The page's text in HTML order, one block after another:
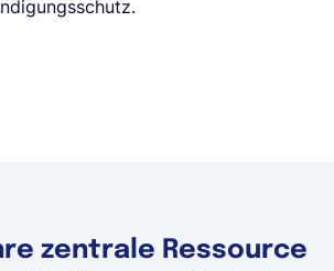
zentrale Ressource